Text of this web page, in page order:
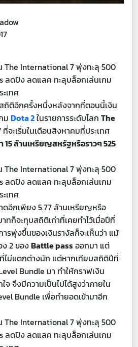
ถิติอีกครั้งหนึ่งหลังจากที่ตอนนี้เงิน
ม Dota 2ในรายการระดับโลก The
ที่จะเริ่มในเดือนสิงหาคมที่ประเทศ
15 ล้านเหรียญสหรัฐหรือราวๆ 525
ดอีกเพียง 5.77 ล้านเหรียญหรือ
ทก็จะทุบสถิติเก่าที่เคยทำไว้เมื่อปีที่
รพุ่งขึ้นของเงินรางัลก็จะเห็นว่า แม้
2 ของBattle passออกมา แต่
ไม่แตกต่างนัก แต่หากเทียบสถิติปีที่
Bundle มา ทำให้กราฟเงิน
จึงมีความเป็นไปได้สูงว่าภายใน
Bundle เพื่อทำยอดเข้ามาอีก